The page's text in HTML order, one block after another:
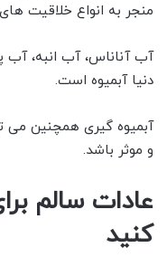
منجر به انواع خلاقیت
آب آناناس، آب انبه، آب
دنیا آبمیوه است.
آبمیوه گیری همچنین می
و موثر باشد.
عادات سالم
کنید